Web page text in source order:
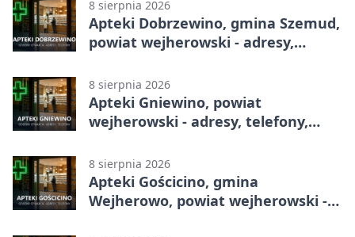
8 sierpnia 2026
Apteki Dobrzewino, gmina Szemud,
powiat wejherowski - adresy,
8 sierpnia 2026
Apteki Gniewino, powiat
wejherowski - adresy, telefony,
8 sierpnia 2026
Apteki Gościcino, gmina
Wejherowo, powiat wejherowski -